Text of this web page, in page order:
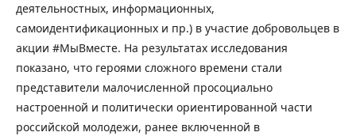
деятельностных, информационных,
самоидентификационных и пр.) в участие добровольцев в
акции #МыВместе. На результатах исследования
показано, что героями сложного времени стали
представители малочисленной просоциально
настроенной и политически ориентированной части
российской молодежи, ранее включенной в